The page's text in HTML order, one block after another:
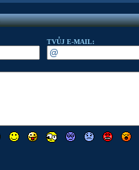
TVŮJ E-MAIL: